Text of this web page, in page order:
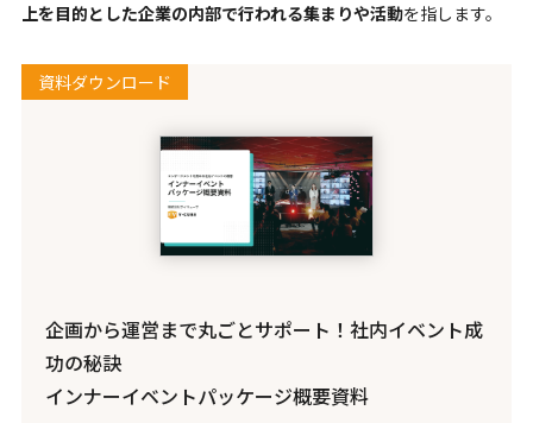
上を目的とした企業の内部で行われる集まりや活動を指します。
資料ダウンロード
企画から運営まで丸ごとサポート！社内イベント成
功の秘訣
インナーイベントパッケージ概要資料